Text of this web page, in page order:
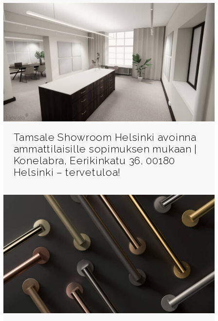
Tamsale Showroom Helsinki avoinna
ammattilaisille sopimuksen mukaan |
Konelabra, Eerikinkatu 36, 00180
Helsinki – tervetuloa!